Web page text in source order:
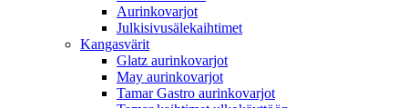
Aurinkovarjot
Julkisivusälekaihtimet
Kangasvärit
Glatz aurinkovarjot
May aurinkovarjot
Tamar Gastro aurinkovarjot